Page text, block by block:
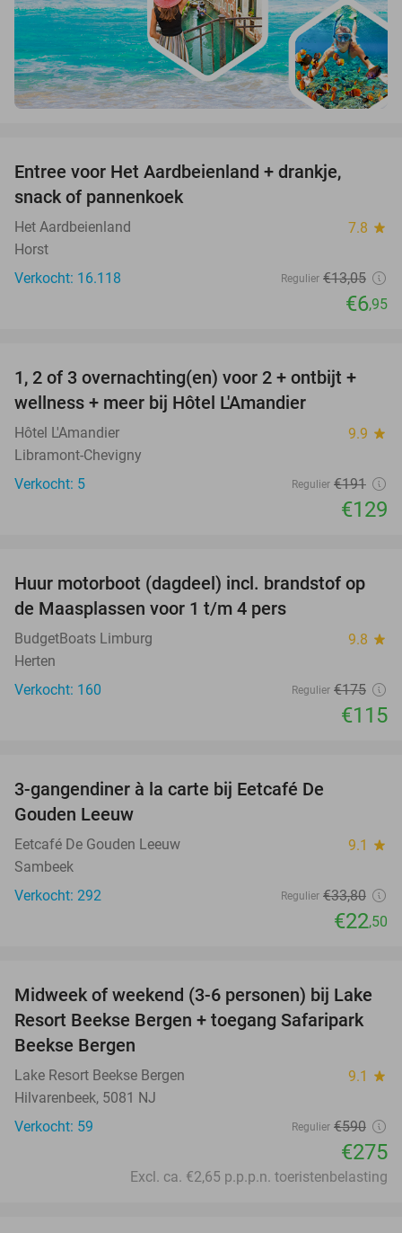
Entree voor Het Aardbeienland + drankje,
snack of pannenkoek
Het Aardbeienland 7.8 star
Horst
Verkocht: 16.118
Regulier €13,05
€6,95
32%
TODAY
1, 2 of 3 overnachting(en) voor 2 + ontbijt +
wellness + meer bij Hôtel L'Amandier
Hôtel L'Amandier 9.9 star
Libramont-Chevigny
Verkocht: 5
Regulier €191
€129
34%
Huur motorboot (dagdeel) incl. brandstof op
de Maasplassen voor 1 t/m 4 pers
BudgetBoats Limburg 9.8 star
Herten
Verkocht: 160
Regulier €175
€115
3-gangendiner à la carte bij Eetcafé De
Gouden Leeuw
Eetcafé De Gouden Leeuw 9.1 star
Sambeek
Verkocht: 292
Regulier €33,80
€22,50
53%
Midweek of weekend (3-6 personen) bij Lake
Resort Beekse Bergen + toegang Safaripark
Beekse Bergen
Lake Resort Beekse Bergen 9.1 star
Hilvarenbeek, 5081 NJ
Verkocht: 59
Regulier €590
€275
Excl. ca. €2,65 p.p.p.n. toeristenbelasting